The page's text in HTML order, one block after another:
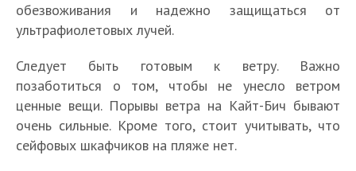
обезвоживания и надежно защищаться от
ультрафиолетовых лучей.
Следует быть готовым к ветру. Важно
позаботиться о том, чтобы не унесло ветром
ценные вещи. Порывы ветра на Кайт-Бич бывают
очень сильные. Кроме того, стоит учитывать, что
сейфовых шкафчиков на пляже нет.